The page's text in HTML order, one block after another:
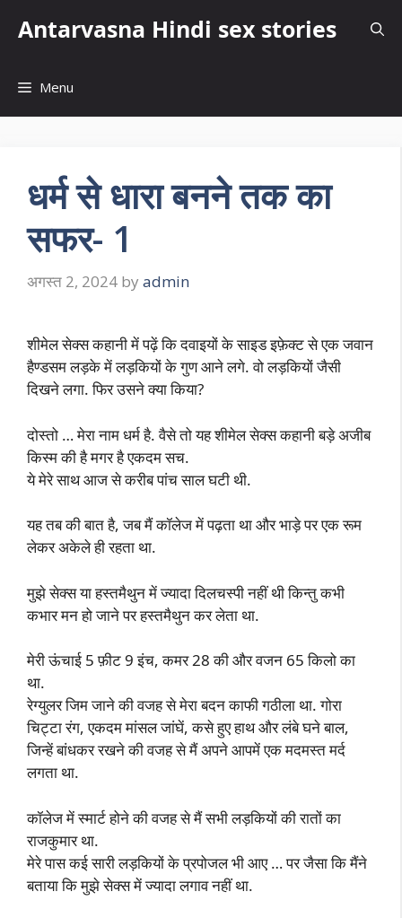
Antarvasna Hindi sex stories
Menu
धर्म से धारा बनने तक का
सफर- 1
अगस्त 2, 2024 by admin
शीमेल सेक्स कहानी में पढ़ें कि दवाइयों के साइड इफ़ेक्ट से एक जवान
हैण्डसम लड़के में लड़कियों के गुण आने लगे. वो लड़कियों जैसी
दिखने लगा. फिर उसने क्या किया?
दोस्तो … मेरा नाम धर्म है. वैसे तो यह शीमेल सेक्स कहानी बड़े अजीब
किस्म की है मगर है एकदम सच.
ये मेरे साथ आज से करीब पांच साल घटी थी.
यह तब की बात है, जब मैं कॉलेज में पढ़ता था और भाड़े पर एक रूम
लेकर अकेले ही रहता था.
मुझे सेक्स या हस्तमैथुन में ज्यादा दिलचस्पी नहीं थी किन्तु कभी
कभार मन हो जाने पर हस्तमैथुन कर लेता था.
मेरी ऊंचाई 5 फ़ीट 9 इंच, कमर 28 की और वजन 65 किलो का
था.
रेग्युलर जिम जाने की वजह से मेरा बदन काफी गठीला था. गोरा
चिट्टा रंग, एकदम मांसल जांघें, कसे हुए हाथ और लंबे घने बाल,
जिन्हें बांधकर रखने की वजह से मैं अपने आपमें एक मदमस्त मर्द
लगता था.
कॉलेज में स्मार्ट होने की वजह से मैं सभी लड़कियों की रातों का
राजकुमार था.
मेरे पास कई सारी लड़कियों के प्रपोजल भी आए … पर जैसा कि मैंने
बताया कि मुझे सेक्स में ज्यादा लगाव नहीं था.